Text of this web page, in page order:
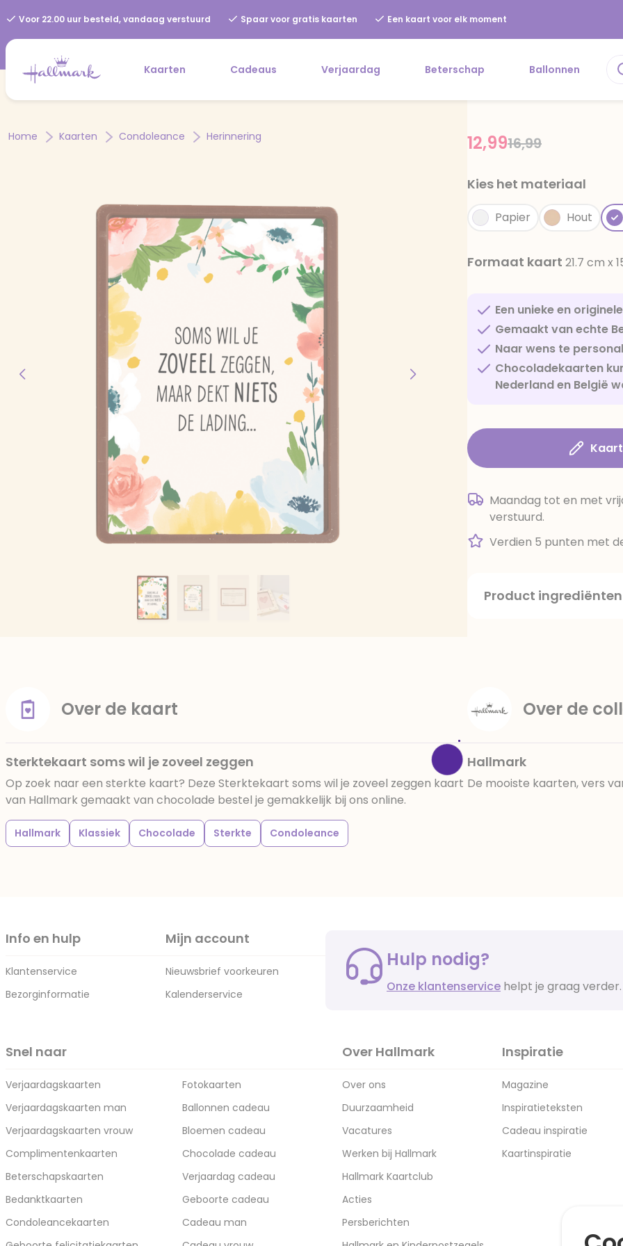
Voor 22.00 uur besteld, vandaag verstuurd Spaar voor gratis kaarten Een kaart voor elk moment
Kaarten Cadeaus Verjaardag Beterschap Ballonnen
Home Kaarten Condoleance Herinnering Price reduced
16,99to
12,99
Kies het materiaal
Papier Hout
Formaat kaart 21.7 cm x
Een unieke en
Gemaakt van echte
Naar wens te
Chocoladekaarten
Nederland en België
Maandag tot en met
verstuurd.
Verdien 5 punten met
Product ingrediënten
beïnvloeden, E133, E151.
en droog bewaren.
Over de kaart
Sterktekaart soms wil je zoveel zeggen
Op zoek naar een sterkte kaart? Deze Sterktekaart soms wil je zoveel zeggen kaart
van Hallmark gemaakt van chocolade bestel je gemakkelijk bij ons online.
Hallmark Klassiek Chocolade Sterkte Condoleance
Over de
Hallmark
De mooiste kaarten, vers
Info en hulp
Klantenservice
Bezorginformatie
Mijn account
Nieuwsbrief voorkeuren
Kalenderservice
Hulp nodig?
Onze klantenservice helpt je graag verder.
Snel naar
Verjaardagskaarten
Verjaardagskaarten man
Verjaardagskaarten vrouw
Complimentenkaarten
Beterschapskaarten
Bedanktkaarten
Condoleancekaarten
Fotokaarten
Ballonnen cadeau
Bloemen cadeau
Chocolade cadeau
Verjaardag cadeau
Geboorte cadeau
Cadeau man
Over Hallmark
Over ons
Duurzaamheid
Vacatures
Werken bij Hallmark
Hallmark Kaartclub
Acties
Persberichten
Inspiratie
Magazine
Inspiratieteksten
Cadeau inspiratie
Kaartinspiratie